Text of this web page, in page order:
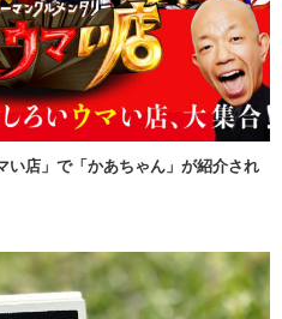
い店」で「かあちゃん」が紹介され